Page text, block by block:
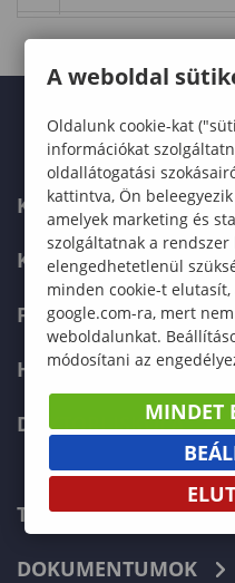
KARUNK
KÉPZÉSEK
FELVÉTELIZŐKNEK
HALLGATÓKNAK
DOKTORI ISKOLA
TELEFONKÖNYV
DOKUMENTUMOK
A weboldal
Oldalunk cookie-kat
információkat
oldallátogatási
kattintva, Ön
amelyek marketing és
szolgáltatnak a rendszer
elengedhetetlenül
minden cookie-t
google.com-ra, mert
weboldalunkat.
módosítani az
MINDET